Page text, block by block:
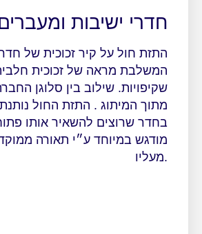
חדרי ישיבות
התזת חול על קיר זכוכית של
המשלבת מראה של זכוכית
שקיפויות. שילוב בין סלוגן
מתוך המיתוג . התזת החול
בחדר שרוצים להשאיר אותו
מודגש במיוחד ע״י תאורה
מעליו.